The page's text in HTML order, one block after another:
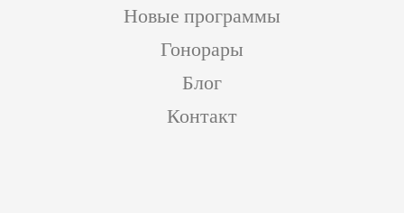
Новые программы
Гонорары
Блог
Контакт